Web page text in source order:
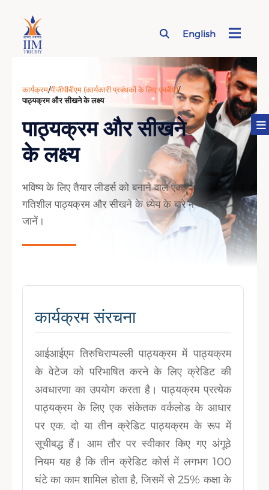
English
कार्यक्रम/पीजीपीबीएम (कार्यकारी प्रबंधकों के लिए एमबीए)/
पाठ्यक्रम और सीखने के लक्ष्य
पाठ्यक्रम और सीखने
के लक्ष्य
भविष्य के लिए तैयार लीडर्स को बनाने वाले एक
गतिशील पाठ्यक्रम और सीखने के ध्येय के बारे में
जानें।
कार्यक्रम संरचना
आईआईएम तिरुचिराप्पल्ली पाठ्यक्रम में पाठ्यक्रम
के वेटेज को परिभाषित करने के लिए क्रेडिट की
अवधारणा का उपयोग करता है। पाठ्यक्रम प्रत्येक
पाठ्यक्रम के लिए एक संकेतक वर्कलोड के आधार
पर एक, दो या तीन क्रेडिट पाठ्यक्रम के रूप में
सूचीबद्ध हैं। आम तौर पर स्वीकार किए गए अंगूठे
नियम यह है कि तीन क्रेडिट कोर्स में लगभग 100
घंटे का काम शामिल होता है, जिसमें से 25% कक्षा के